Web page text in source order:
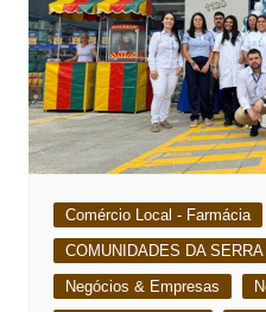
Comércio Local - Farmácia
COMUNIDADES DA SERRA
Negócios & Empresas